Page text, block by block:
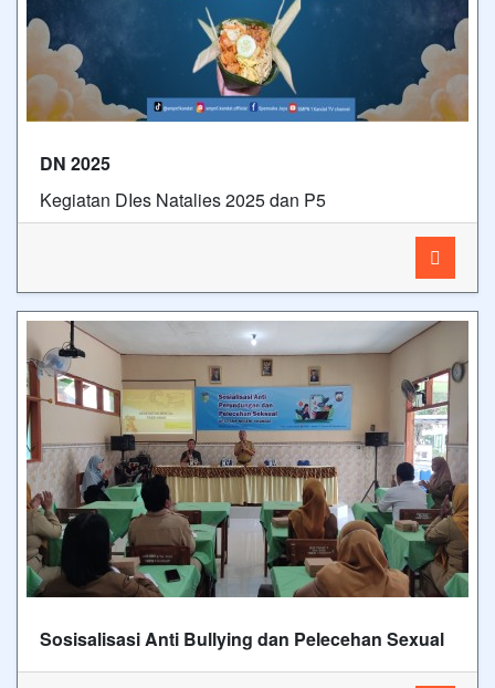
DN 2025
Kegiatan DIes Natalies 2025 dan P5
Sosisalisasi Anti Bullying dan Pelecehan Sexual